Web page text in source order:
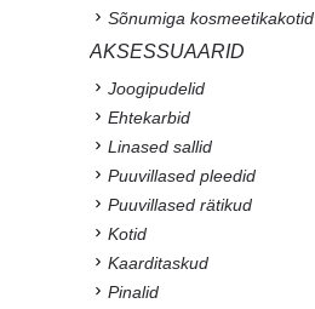
Sõnumiga kosmeetikakotid
AKSESSUAARID
Joogipudelid
Ehtekarbid
Linased sallid
Puuvillased pleedid
Puuvillased rätikud
Kotid
Kaarditaskud
Pinalid